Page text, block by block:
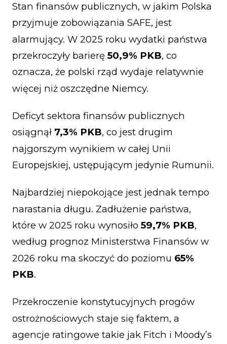
Stan finansów publicznych, w jakim Polska
przyjmuje zobowiązania SAFE, jest
alarmujący. W 2025 roku wydatki państwa
przekroczyły barierę 50,9% PKB, co
oznacza, że polski rząd wydaje relatywnie
więcej niż oszczędne Niemcy.
Deficyt sektora finansów publicznych
osiągnął 7,3% PKB, co jest drugim
najgorszym wynikiem w całej Unii
Europejskiej, ustępującym jedynie Rumunii.
Najbardziej niepokojące jest jednak tempo
narastania długu. Zadłużenie państwa,
które w 2025 roku wynosiło 59,7% PKB,
według prognoz Ministerstwa Finansów w
2026 roku ma skoczyć do poziomu 65%
PKB.
Przekroczenie konstytucyjnych progów
ostrożnościowych staje się faktem, a
agencje ratingowe takie jak Fitch i Moody’s